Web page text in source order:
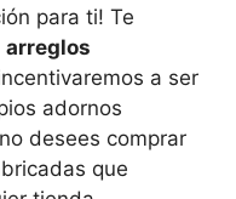
para ti! Te
arreglos
a ser
adornos
desees comprar
que